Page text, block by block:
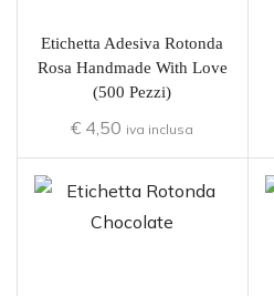
Etichetta Adesiva Rotonda
Rosa Handmade With Love
(500 Pezzi)
€ 4,50 iva inclusa